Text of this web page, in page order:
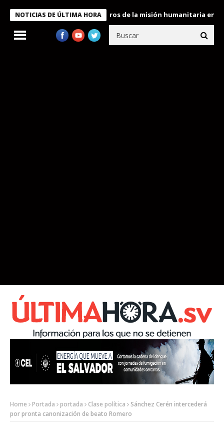
NOTICIAS DE ÚLTIMA HORA
condecora a miembros de la misión humanitaria enviada a
Home Portada portada Clase política
Sánchez Cerén intercederá
por pronta canonización de beato Romero